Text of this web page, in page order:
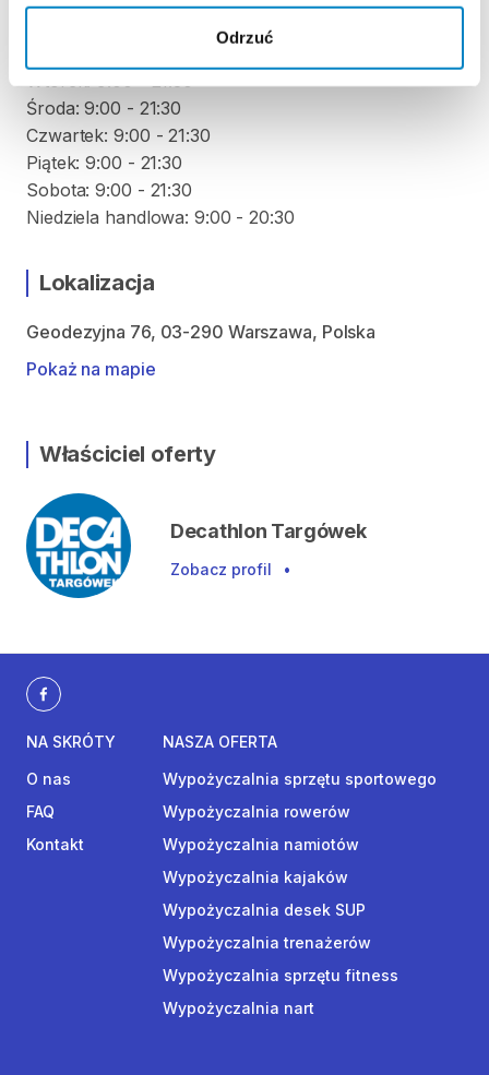
Odrzuć
ODBIÓR I ZWROT SPRZĘTU
Wtorek: 9:00 - 21:30
Środa: 9:00 - 21:30
Czwartek: 9:00 - 21:30
Piątek: 9:00 - 21:30
Sobota: 9:00 - 21:30
Niedziela handlowa: 9:00 - 20:30
Lokalizacja
Geodezyjna 76, 03-290 Warszawa, Polska
Pokaż na mapie
Właściciel oferty
Decathlon Targówek
Zobacz profil •
NA SKRÓTY
O nas
FAQ
Kontakt
NASZA OFERTA
Wypożyczalnia sprzętu sportowego
Wypożyczalnia rowerów
Wypożyczalnia namiotów
Wypożyczalnia kajaków
Wypożyczalnia desek SUP
Wypożyczalnia trenażerów
Wypożyczalnia sprzętu fitness
Wypożyczalnia nart